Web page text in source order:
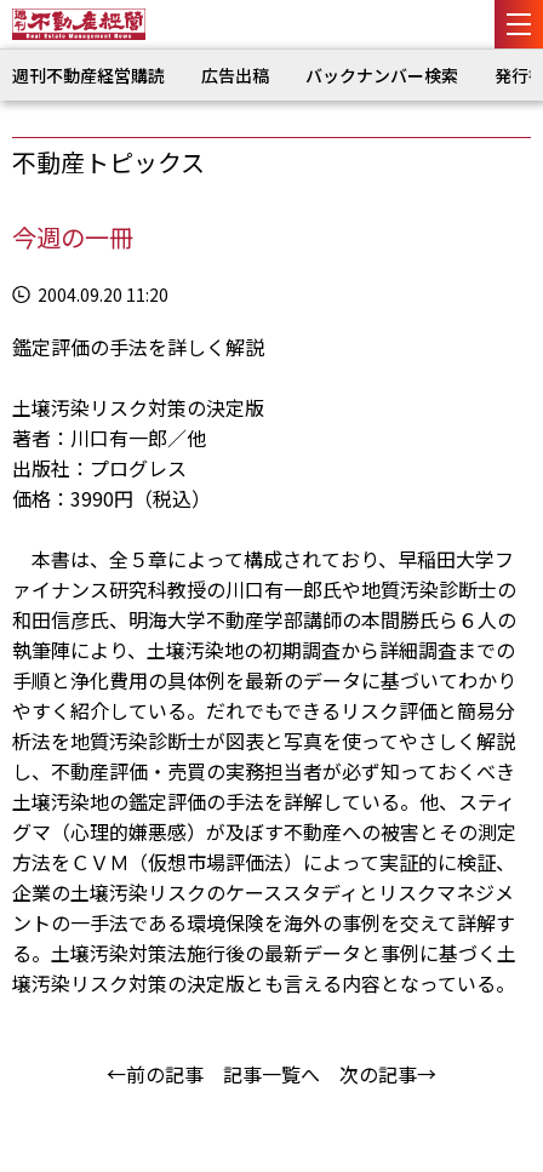
週刊不動産経営購読 広告出稿 バックナンバー検索 発行
不動産トピックス
今週の一冊
2004.09.20 11:20
鑑定評価の手法を詳しく解説
土壌汚染リスク対策の決定版
著者：川口有一郎／他
出版社：プログレス
価格：3990円（税込）
本書は、全５章によって構成されており、早稲田大学フ
ァイナンス研究科教授の川口有一郎氏や地質汚染診断士の
和田信彦氏、明海大学不動産学部講師の本間勝氏ら６人の
執筆陣により、土壌汚染地の初期調査から詳細調査までの
手順と浄化費用の具体例を最新のデータに基づいてわかり
やすく紹介している。だれでもできるリスク評価と簡易分
析法を地質汚染診断士が図表と写真を使ってやさしく解説
し、不動産評価・売買の実務担当者が必ず知っておくべき
土壌汚染地の鑑定評価の手法を詳解している。他、スティ
グマ（心理的嫌悪感）が及ぼす不動産への被害とその測定
方法をＣＶＭ（仮想市場評価法）によって実証的に検証、
企業の土壌汚染リスクのケーススタディとリスクマネジメ
ントの一手法である環境保険を海外の事例を交えて詳解す
る。土壌汚染対策法施行後の最新データと事例に基づく土
壌汚染リスク対策の決定版とも言える内容となっている。
←前の記事 記事一覧へ 次の記事→